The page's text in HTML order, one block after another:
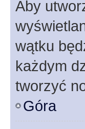
Aby
wątku
każdym
tworzyć
Góra